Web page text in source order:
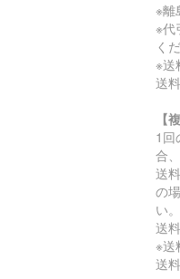
※離
※代
く
※送
送
【
1回
合
送
の
い。
送
※送
送